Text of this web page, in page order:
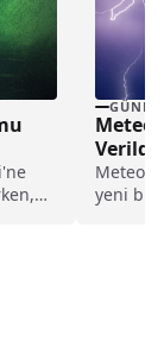
Verildi
yeni bir